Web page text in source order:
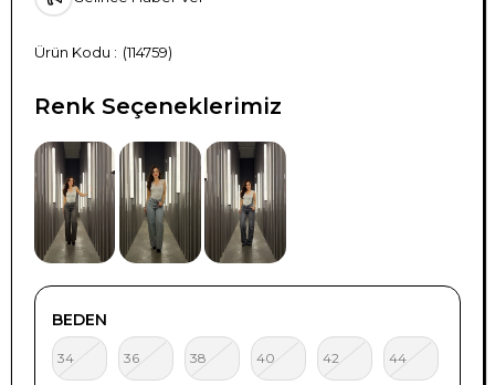
(114759)
Renk Seçeneklerimiz
TÜKENDI
BEDEN
34 36 38 40 42 44